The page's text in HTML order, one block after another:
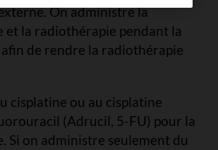
On administre la
et la radiothérapie pendant la
de rendre la radiothérapie
cisplatine ou au cisplatine
(Adrucil, 5-FU) pour la
Si on administre seulement du